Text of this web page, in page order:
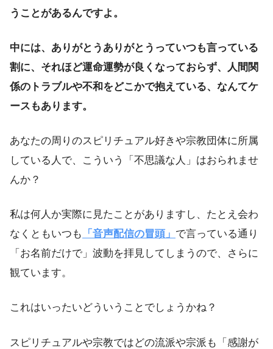
うことがあるんですよ。
中には、ありがとうありがとうっていつも言っている
割に、それほど運命運勢が良くなっておらず、人間関
係のトラブルや不和をどこかで抱えている、なんてケ
ースもあります。
あなたの周りのスピリチュアル好きや宗教団体に所属
している人で、こういう「不思議な人」はおられませ
んか？
私は何人か実際に見たことがありますし、たとえ会わ
なくともいつも
「音声配信の冒頭」 で言っている通り
「お名前だけで」波動を拝見してしまうので、さらに
観ています。
これはいったいどういうことでしょうかね？
スピリチュアルや宗教ではどの流派や宗派も「感謝が